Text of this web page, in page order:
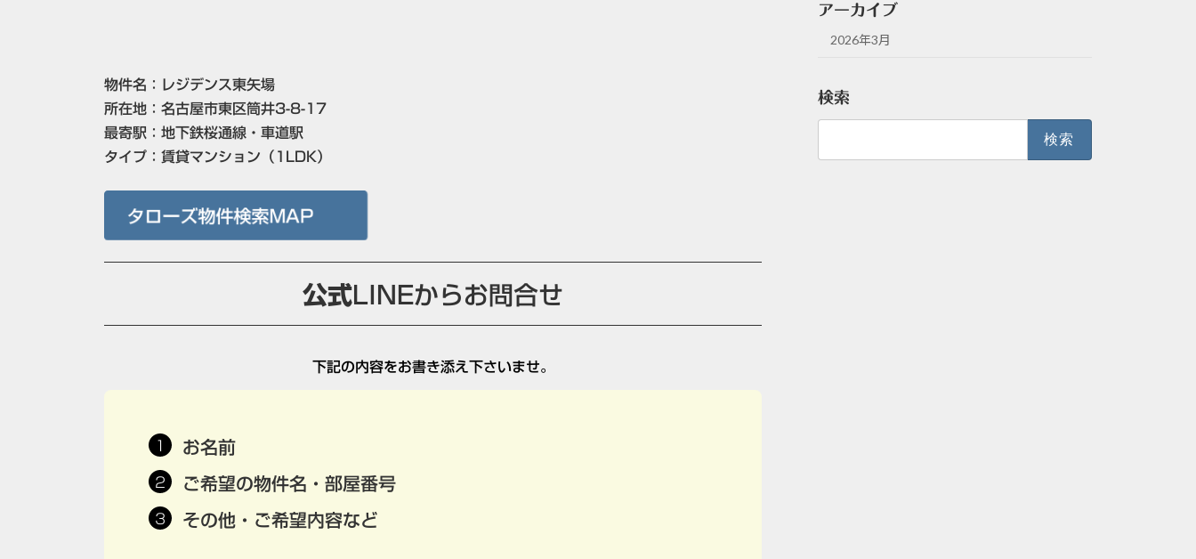
物件名：
レジデンス東矢場
所在地：名古屋市東区筒井3-8-17
最寄駅：地下鉄桜通線・車道駅
タイプ：賃貸マンション（1LDK）
タローズ物件検索MAP
公式 LINEからお問合せ
下記の内容をお書き添え下さいませ。
お名前
ご希望の物件名・部屋番号
その他・ご希望内容など
アーカイブ
2026年3月
検索